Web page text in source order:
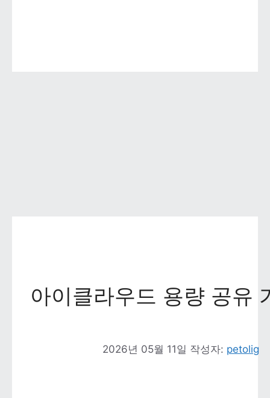
아이클라우드 용량 공유
2026년 05월 11일 작성자: petolig